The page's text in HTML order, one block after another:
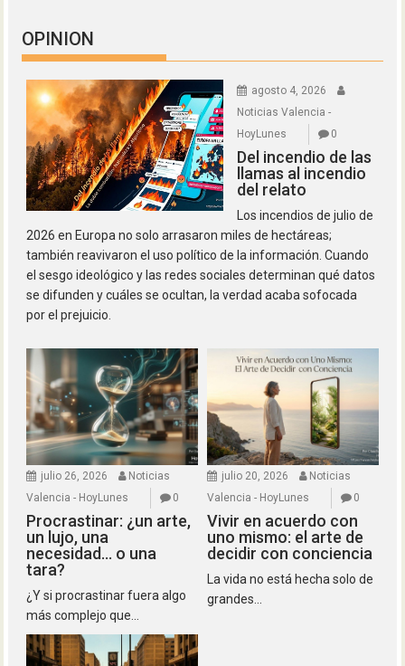
OPINION
agosto 4, 2026
Noticias Valencia -
HoyLunes
0
Del incendio de las
llamas al incendio
del relato
Los incendios de julio de
2026 en Europa no solo arrasaron miles de hectáreas;
también reavivaron el uso político de la información. Cuando
el sesgo ideológico y las redes sociales determinan qué datos
se difunden y cuáles se ocultan, la verdad acaba sofocada
por el prejuicio.
julio 26, 2026
Noticias
Valencia - HoyLunes
0
Procrastinar: ¿un arte,
un lujo, una
necesidad… o una
tara?
¿Y si procrastinar fuera algo
más complejo que...
julio 20, 2026
Noticias
Valencia - HoyLunes
0
Vivir en acuerdo con
uno mismo: el arte de
decidir con conciencia
La vida no está hecha solo de
grandes...